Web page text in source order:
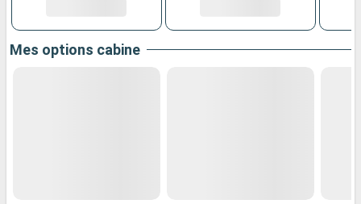
Mes options cabine